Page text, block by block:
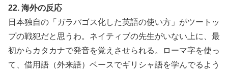
22. 海外の反応
日本独自の「ガラパゴス化した英語の使い方」がツートッ
プの戦犯だと思うわ。ネイティブの先生がいない上に、最
初からカタカナで発音を覚えさせられる。ローマ字を使っ
て、借用語（外来語）ベースでギリシャ語を学んでるよう